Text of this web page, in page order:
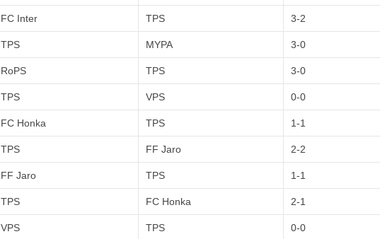
FC Inter TPS 3-2
TPS MYPA 3-0
RoPS TPS 3-0
TPS VPS 0-0
FC Honka TPS 1-1
TPS FF Jaro 2-2
FF Jaro TPS 1-1
TPS FC Honka 2-1
VPS TPS 0-0